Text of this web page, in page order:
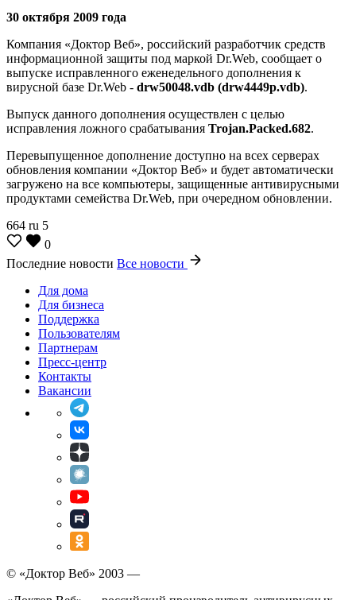
30 октября 2009 года
Компания «Доктор Веб», российский разработчик средств
информационной защиты под маркой Dr.Web, сообщает о
выпуске исправленного еженедельного дополнения к
вирусной базе Dr.Web - drw50048.vdb (drw4449p.vdb).
Выпуск данного дополнения осуществлен с целью
исправления ложного срабатывания Trojan.Packed.682.
Перевыпущенное дополнение доступно на всех серверах
обновления компании «Доктор Веб» и будет автоматически
загружено на все компьютеры, защищенные антивирусными
продуктами семейства Dr.Web, при очередном обновлении.
664 ru 5
0
Последние новости Все новости
Для дома
Для бизнеса
Поддержка
Пользователям
Партнерам
Пресс-центр
Контакты
Вакансии
© «Доктор Веб» 2003 —